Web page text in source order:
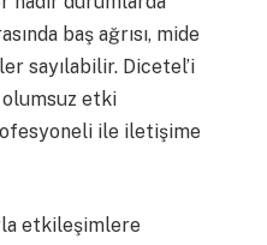
baş ağrısı, mide
sayılabilir. Dicetel’i
olumsuz etki
ile iletişime
etkileşimlere